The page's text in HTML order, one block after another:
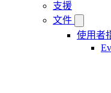
支援
文件
使用者